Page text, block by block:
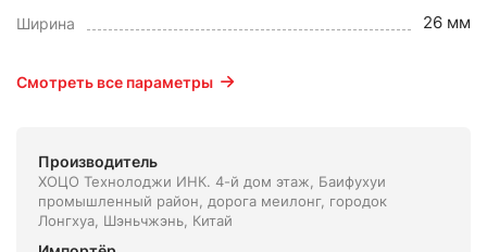
Ширина 26 мм
Смотреть все параметры
Производитель
ХОЦО Технолоджи ИНК. 4-й дом этаж, Баифухуи
промышленный район, дорога меилонг, городок
Лонгхуа, Шэньчжэнь, Китай